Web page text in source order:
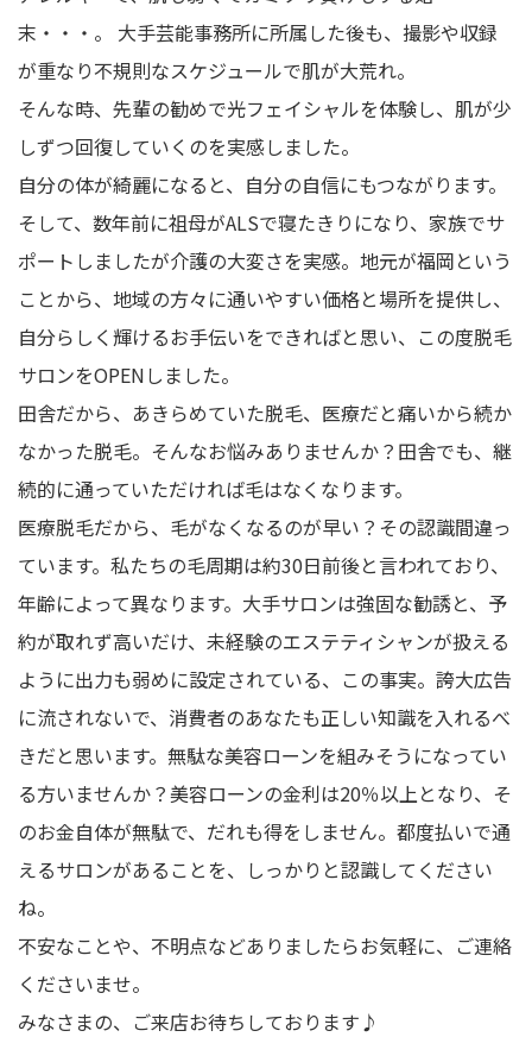
末・・・。 大手芸能事務所に所属した後も、撮影や収録
が重なり不規則なスケジュールで肌が大荒れ。
そんな時、先輩の勧めで光フェイシャルを体験し、肌が少
しずつ回復していくのを実感しました。
自分の体が綺麗になると、自分の自信にもつながります。
そして、数年前に祖母がALSで寝たきりになり、家族でサ
ポートしましたが介護の大変さを実感。地元が福岡という
ことから、地域の方々に通いやすい価格と場所を提供し、
自分らしく輝けるお手伝いをできればと思い、この度脱毛
サロンをOPENしました。
田舎だから、あきらめていた脱毛、医療だと痛いから続か
なかった脱毛。そんなお悩みありませんか？田舎でも、継
続的に通っていただければ毛はなくなります。
医療脱毛だから、毛がなくなるのが早い？その認識間違っ
ています。私たちの毛周期は約30日前後と言われており、
年齢によって異なります。大手サロンは強固な勧誘と、予
約が取れず高いだけ、未経験のエステティシャンが扱える
ように出力も弱めに設定されている、この事実。誇大広告
に流されないで、消費者のあなたも正しい知識を入れるべ
きだと思います。無駄な美容ローンを組みそうになってい
る方いませんか？美容ローンの金利は20％以上となり、そ
のお金自体が無駄で、だれも得をしません。都度払いで通
えるサロンがあることを、しっかりと認識してください
ね。
不安なことや、不明点などありましたらお気軽に、ご連絡
くださいませ。
みなさまの、ご来店お待ちしております♪